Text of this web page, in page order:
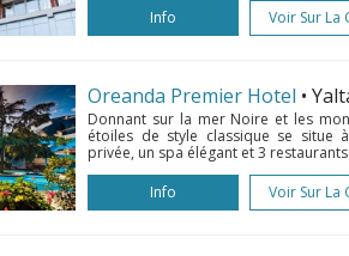
Info
Voir Sur La
Oreanda Premier Hotel •
Donnant sur la mer Noire et les
étoiles de style classique se situe
privée, un spa élégant et 3
Info
Voir Sur La